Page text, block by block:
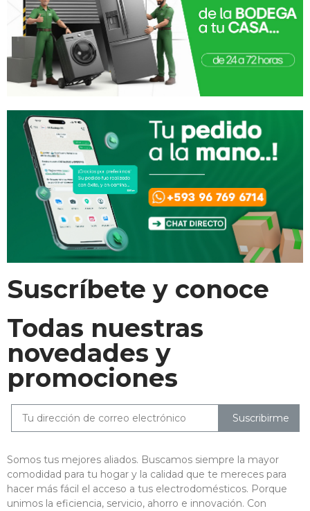
Suscríbete y conoce
Todas nuestras
novedades y
promociones
Suscribirme
Somos tus mejores aliados. Buscamos siempre la mayor
comodidad para tu hogar y la calidad que te mereces para
hacer más fácil el acceso a tus electrodomésticos. Porque
unimos la eficiencia, servicio, ahorro e innovación. Con